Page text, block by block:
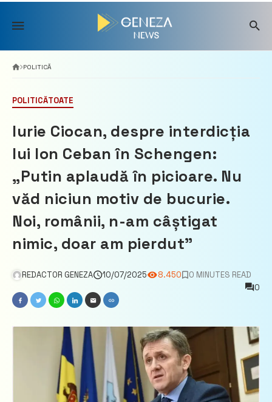
Skip
content
POLITICĂ
POLITICĂTOATE
Iurie Ciocan, despre interdicția
lui Ion Ceban în Schengen:
„Putin aplaudă în picioare. Nu
văd niciun motiv de bucurie.
Noi, românii, n-am câștigat
nimic, doar am pierdut”
REDACTOR GENEZA 10/07/2025 8.450
0 MINUTES READ
0